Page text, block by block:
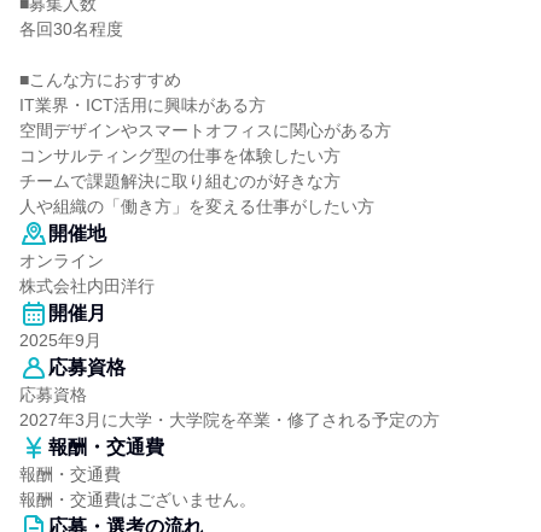
各回30名程度
■こんな方におすすめ
IT業界・ICT活用に興味がある方
空間デザインやスマートオフィスに関心がある方
コンサルティング型の仕事を体験したい方
チームで課題解決に取り組むのが好きな方
人や組織の「働き方」を変える仕事がしたい方
開催地
オンライン
株式会社内田洋行
開催月
2025年9月
応募資格
応募資格
2027年3月に大学・大学院を卒業・修了される予定の方
報酬・交通費
報酬・交通費
報酬・交通費はございません。
応募・選考の流れ